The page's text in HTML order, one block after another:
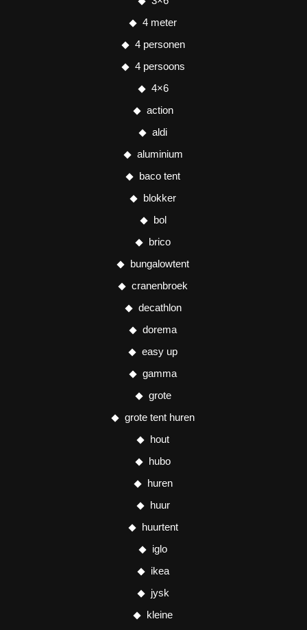
4 meter
4 personen
4 persoons
4×6
action
aldi
aluminium
baco tent
blokker
bol
brico
bungalowtent
cranenbroek
decathlon
dorema
easy up
gamma
grote
grote tent huren
hout
hubo
huren
huur
huurtent
iglo
ikea
jysk
kleine